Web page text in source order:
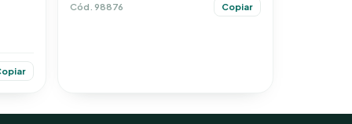
Cód. 98876 Copiar